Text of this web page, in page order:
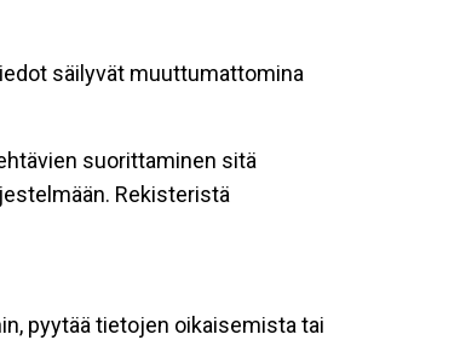
säilyvät muuttumattomina
suorittaminen sitä
Rekisteristä
pyytää tietojen oikaisemista tai